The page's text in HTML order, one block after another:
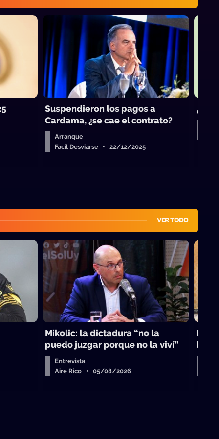
Suspendieron los pagos a
Cardama, ¿se cae el contrato?
Arranque
Facil Desviarse • 22/12/2025
VER TODO
Mikolic: la dictadura “no la
puedo juzgar porque no la viví”
Entrevista
Aire Rico • 05/08/2026
La